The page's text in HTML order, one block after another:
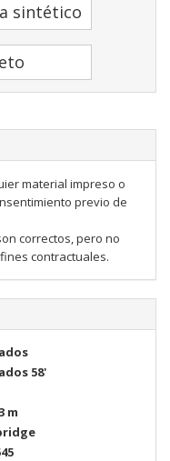
sintético
material impreso o
previo de
correctos, pero no
contractuales.
58'
m